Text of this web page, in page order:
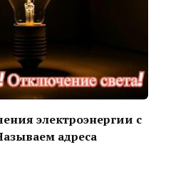
электроэнергии с
адреса